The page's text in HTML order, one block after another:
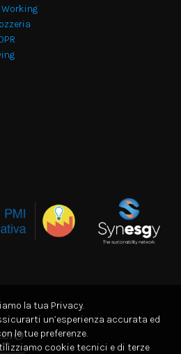
la tua Privacy.
un’esperienza accurata ed
le tue preferenze.
cookie tecnici e di terze